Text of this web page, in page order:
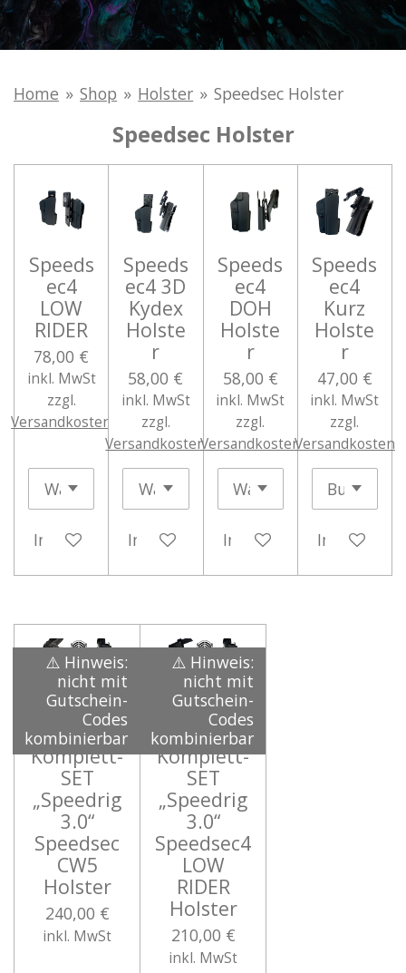
Home » Shop » Holster » Speedsec Holster
Speedsec Holster
Speeds
ec4
LOW
RIDER
78,00 €
inkl. MwSt
zzgl.
Versandkosten
In den Warenkorb
Speeds
ec4 3D
Kydex
Holste
r
58,00 €
inkl. MwSt
zzgl.
Versandkosten
In den Warenkorb
Speeds
ec4
DOH
Holste
r
58,00 €
inkl. MwSt
zzgl.
Versandkosten
In den Warenkorb
Speeds
ec4
Kurz
Holste
r
47,00 €
inkl. MwSt
zzgl.
Versandkosten
In den
⚠️ Hinweis:
nicht mit
Gutschein-
Codes
kombinierbar
Komplett-
SET
„Speedrig
3.0“
Speedsec
CW5
Holster
240,00 €
inkl. MwSt
⚠️ Hinweis:
nicht mit
Gutschein-
Codes
kombinierbar
Komplett-
SET
„Speedrig
3.0“
Speedsec4
LOW
RIDER
Holster
210,00 €
inkl. MwSt